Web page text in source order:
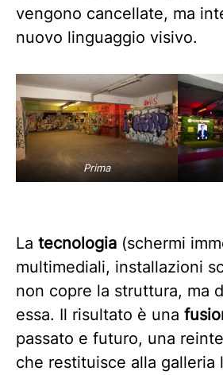
vengono cancellate, ma
nuovo linguaggio visivo.
Prima
La tecnologia (schermi
multimediali, installazioni
non copre la struttura, ma
essa. Il risultato è una
passato e futuro, una
che restituisce alla galleria